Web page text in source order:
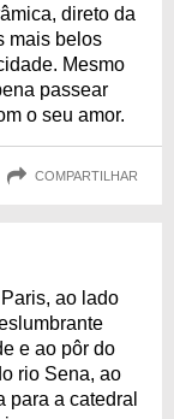
direto da
mais belos
Mesmo
passear
o seu amor.
COMPARTILHAR
ao lado
e ao pôr do
rio Sena, ao
para a catedral